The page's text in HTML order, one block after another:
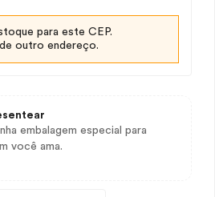
para este CEP.
outro endereço.
embalagem especial para
você ama.